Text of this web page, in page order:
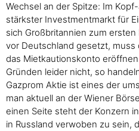
Wechsel an der Spitze: Im
stärkster Investmentmarkt für
sich Großbritannien zum
vor Deutschland gesetzt,
das Mietkautionskonto
Gründen leider nicht, so
Gazprom Aktie ist eines der
man aktuell an der Wiener
einen Seite steht der Konzern
in Russland verwoben zu sein,